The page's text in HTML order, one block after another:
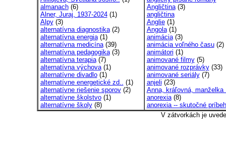
almanach(6)
Alner, Juraj, 1937-2024(1)
Alpy(3)
alternatívna diagnostika(2)
alternatívna energia(1)
alternatívna medicína(39)
alternatívna pedagogika(3)
alternatívna terapia(7)
alternatívna výchova(1)
alternatívne divadlo(1)
alternatívne energetické zd.. (1)
alternatívne riešenie sporov(2)
alternatívne školstvo(1)
alternatívne školy(8)
Angličtina(3)
angličtina
Anglie(1)
Angola(1)
animácia(3)
animácia voľného času(2)
animátori (1)
animované filmy(5)
animované rozprávky(33)
animované seriály(7)
anjeli (23)
Anna, kráľovná, manželka
anorexia(8)
anorexia -- skutočné
V zátvorkách je